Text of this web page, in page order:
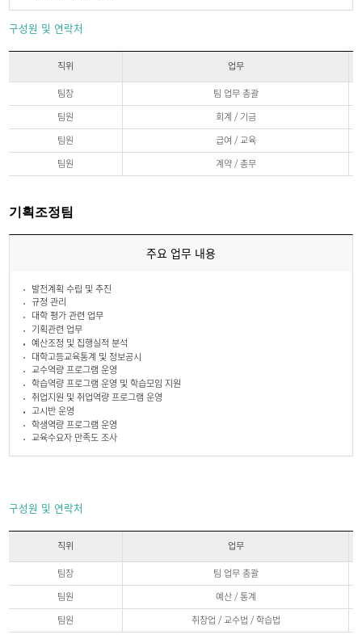
구성원 및 연락처
구
원
연
처
위,
전
에
직위
업무
팀장
팀 업무 총괄
팀원
회계 / 기금
팀원
급여 / 교육
팀원
계약 / 총무
기획조정팀
주요 업무 내용
발전계획 수립 및 추진
규정 관리
대학 평가 관련 업무
기획관련 업무
예산조정 및 집행실적 분석
대학고등교육통계 및 정보공시
교수역량 프로그램 운영
학습역량 프로그램 운영 및 학습모임 지원
취업지원 및 취업역량 프로그램 운영
고시반 운영
학생역량 프로그램 운영
교육수요자 만족도 조사
구성원 및 연락처
구
원
연
처
직위
업무
팀장
팀 업무 총괄
팀원
예산 / 통계
팀원
취창업 / 교수법 / 학습법